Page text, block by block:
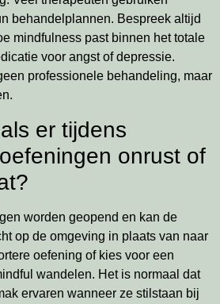
behandelplannen. Bespreek altijd
mindfulness past binnen het totale
voor angst of depressie.
professionele behandeling, maar
er tijdens
onrust of
worden geopend en kan de
op de omgeving in plaats van naar
oefening of kies voor een
wandelen. Het is normaal dat
ervaren wanneer ze stilstaan bij